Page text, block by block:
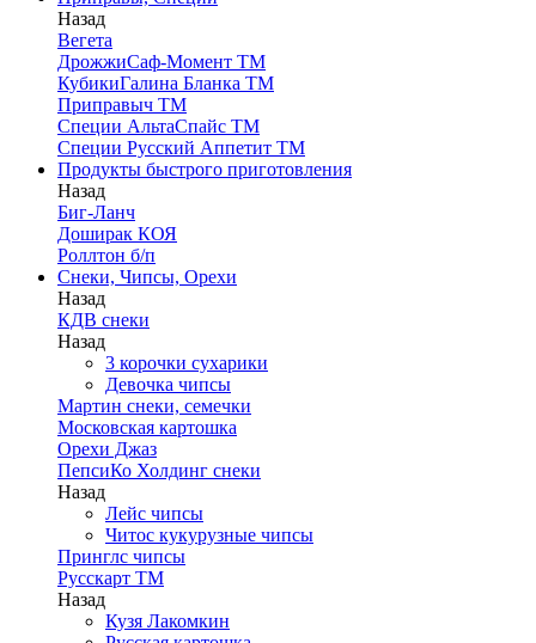
Назад
Вегета
ДрожжиСаф-Момент ТМ
КубикиГалина Бланка ТМ
Приправыч ТМ
Специи АльтаСпайс ТМ
Специи Русский Аппетит ТМ
Продукты быстрого приготовления
Назад
Биг-Ланч
Доширак КОЯ
Роллтон б/п
Снеки, Чипсы, Орехи
Назад
КДВ снеки
Назад
3 корочки сухарики
Девочка чипсы
Мартин снеки, семечки
Московская картошка
Орехи Джаз
ПепсиКо Холдинг снеки
Назад
Лейс чипсы
Читос кукурузные чипсы
Принглс чипсы
Русскарт ТМ
Назад
Кузя Лакомкин